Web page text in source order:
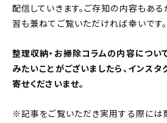
インテリア
収納/掃除
配信していきます。ご存知の内容もあ
習も兼ねてご覧いただければ幸いです。
整理収納・お掃除コラムの内容につい
みたいことがございましたら、インス
寄せくださいませ。
※記事をご覧いただき実用する際には